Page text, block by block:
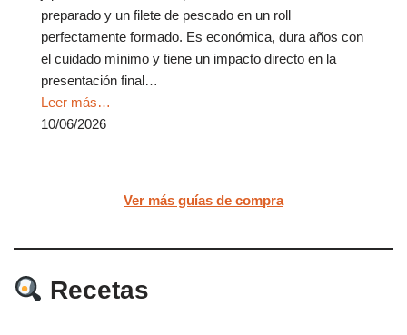
preparado y un filete de pescado en un roll
perfectamente formado. Es económica, dura años con
el cuidado mínimo y tiene un impacto directo en la
presentación final…
Leer más…
10/06/2026
Ver más guías de compra
Recetas